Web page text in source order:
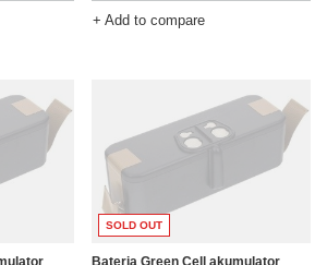
+ Add to compare
SOLD OUT
Bateria Green Cell akumulator